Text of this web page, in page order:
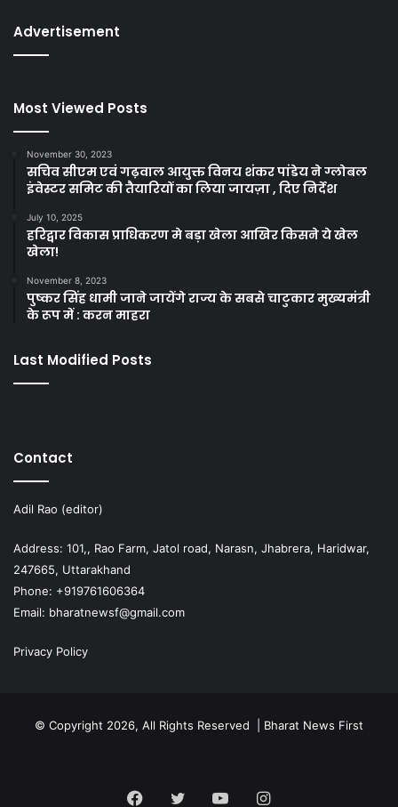
Advertisement
Most Viewed Posts
November 30, 2023
सचिव सीएम एवं गढ़वाल आयुक्त विनय शंकर पांडेय ने ग्लोबल
इंवेस्टर समिट की तैयारियों का लिया जायज़ा , दिए निर्देश
July 10, 2025
हरिद्वार विकास प्राधिकरण मे बड़ा खेला आखिर किसने ये खेल
खेला!
November 8, 2023
पुष्कर सिंह धामी जाने जायेंगे राज्य के सबसे चाटुकार मुख्यमंत्री
के रूप में : करन माहरा
Last Modified Posts
Contact
Adil Rao (editor)
Address: 101,, Rao Farm, Jatol road, Narasn, Jhabrera, Haridwar,
247665, Uttarakhand
Phone: +919761606364
Email: bharatnewsf@gmail.com
Privacy Policy
© Copyright 2026, All Rights Reserved | Bharat News First
Facebook
Twitter YouTubeInstagram